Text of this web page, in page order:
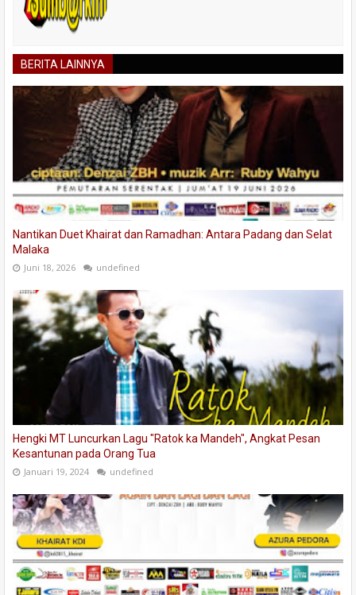
BERITA LAINNYA
Nantikan Duet Khairat dan Ramadhan: Antara Padang dan Selat
Malaka
Juni 18, 2026 undefined
Hengki MT Luncurkan Lagu "Ratok ka Mandeh", Angkat Pesan
Kesantunan pada Orang Tua
Januari 19, 2024 undefined